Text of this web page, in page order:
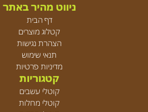
ניווט מהיר באתר
דף הבית
קטלוג מוצרים
הצהרת נגישות
תנאי שימוש
מדיניות פרטיות
קטגוריות
קוטלי עשבים
קוטלי מחלות